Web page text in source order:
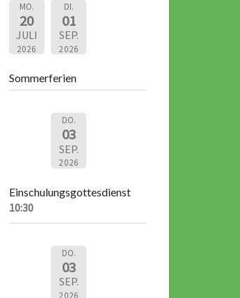
MO.
20
JULI
2026
DI.
01
SEP.
2026
Sommerferien
DO.
03
SEP.
2026
Einschulungsgottesdienst
10:30
DO.
03
SEP.
2026